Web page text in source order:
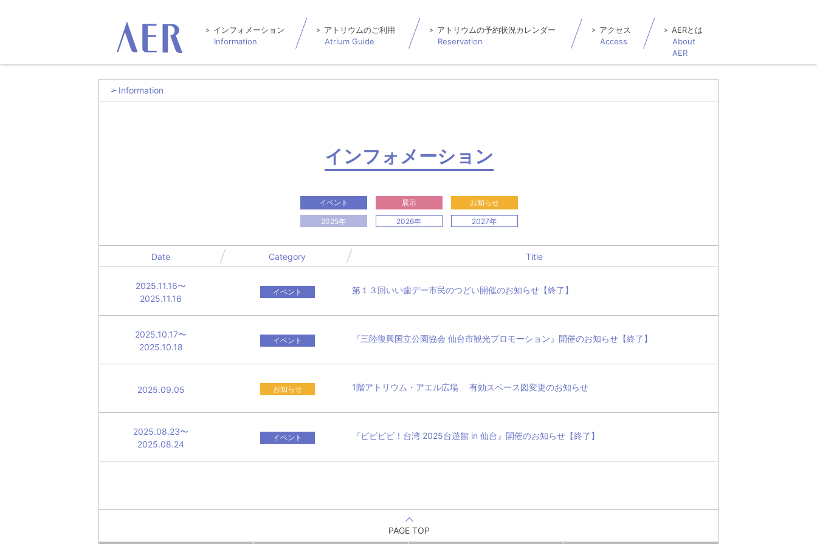
インフォメーション
Information
アトリウムのご利用
Atrium Guide
アトリウムの予約状況カレンダー
Reservation
アクセス
Access
AERとは
About
AER
Information
インフォメーション
イベント 展示 お知らせ
2025年 2026年 2027年
Date Category Title
2025.11.16〜
2025.11.16
イベント 第１３回いい歯デー市民のつどい開催のお知らせ【終了】
2025.10.17〜
2025.10.18
イベント 『三陸復興国立公園協会 仙台市観光プロモーション』開催のお知らせ【終了】
2025.09.05 お知らせ 1階アトリウム・アエル広場 有効スペース図変更のお知らせ
2025.08.23〜
2025.08.24
イベント 『ビビビビ！台湾 2025台遊館 in 仙台』開催のお知らせ【終了】
PAGE TOP